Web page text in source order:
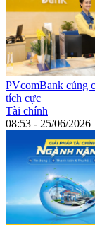
PVcomBank củng
tích cực
Tài chính
08:53 - 25/06/2026